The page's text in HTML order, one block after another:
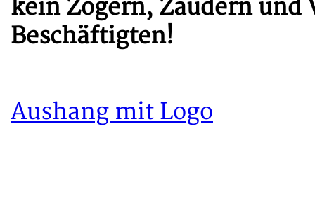
kein Zögern, Zaudern und
Beschäftigten!
Aushang mit Logo